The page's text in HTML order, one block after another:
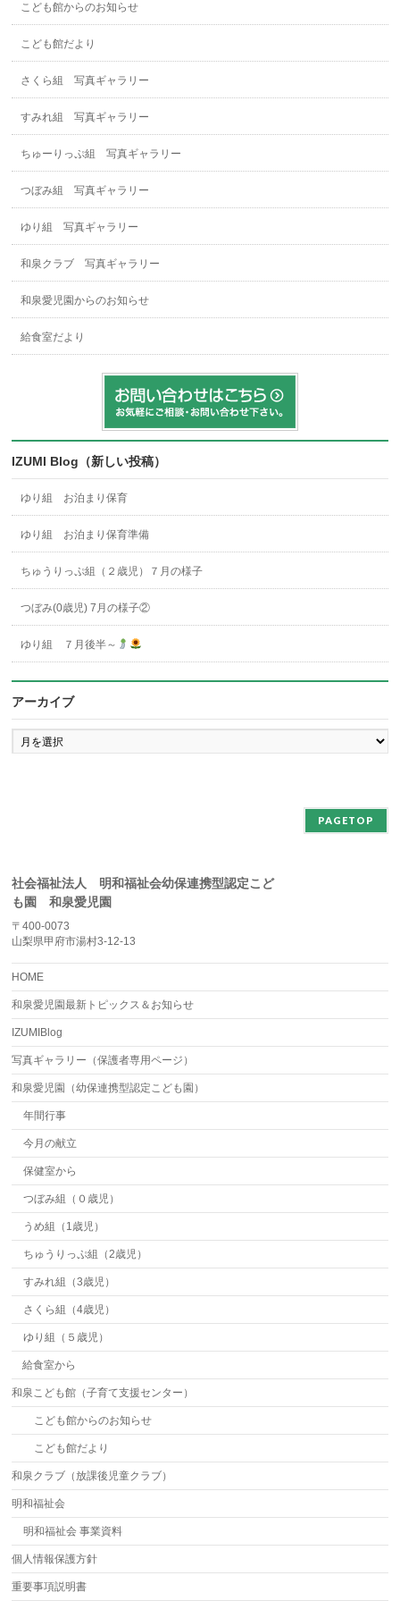
こども館からのお知らせ
こども館だより
さくら組 写真ギャラリー
すみれ組 写真ギャラリー
ちゅーりっぷ組 写真ギャラリー
つぼみ組 写真ギャラリー
ゆり組 写真ギャラリー
和泉クラブ 写真ギャラリー
和泉愛児園からのお知らせ
給食室だより
IZUMI Blog（新しい投稿）
ゆり組 お泊まり保育
ゆり組 お泊まり保育準備
ちゅうりっぷ組（２歳児）７月の様子
つぼみ(0歳児) 7月の様子②
ゆり組 ７月後半～
アーカイブ
ア
ー
PAGETOP
社会福祉法人 明和福祉会幼保連携型認定こど
も園 和泉愛児園
〒400-0073
山梨県甲府市湯村3-12-13
HOME
和泉愛児園最新トピックス＆お知らせ
IZUMIBlog
写真ギャラリー（保護者専用ページ）
和泉愛児園（幼保連携型認定こども園）
年間行事
今月の献立
保健室から
つぼみ組（０歳児）
うめ組（1歳児）
ちゅうりっぷ組（2歳児）
すみれ組（3歳児）
さくら組（4歳児）
ゆり組（５歳児）
給食室から
和泉こども館（子育て支援センター）
こども館からのお知らせ
こども館だより
和泉クラブ（放課後児童クラブ）
明和福祉会
明和福祉会 事業資料
個人情報保護方針
重要事項説明書